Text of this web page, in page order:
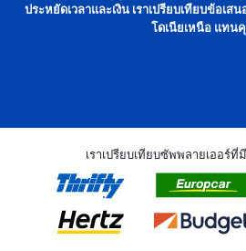
ประหยัดเวลาและเงิน เราเปรียบเทียบข้อเ
โดเนียเหนือ แทน
เราเปรียบเทียบซัพพลายเออร์ที่